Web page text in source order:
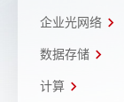
企业光网络
数据存储
计算